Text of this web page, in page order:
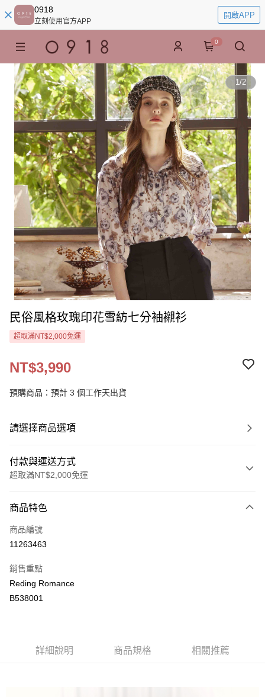
0918
立刻使用官方APP
開啟APP
0
1/2
民俗風格玫瑰印花雪紡七分袖襯衫
超取滿NT$2,000免運
NT$3,990
預購商品：預計 3 個工作天出貨
請選擇商品選項
付款與運送方式
超取滿NT$2,000免運
信用卡一次付款
LINE Pay
街口支付
悠遊付
運送方式
商品特色
商品編號
11263463
銷售重點
Reding Romance
B538001
詳細說明 商品規格 相關推薦